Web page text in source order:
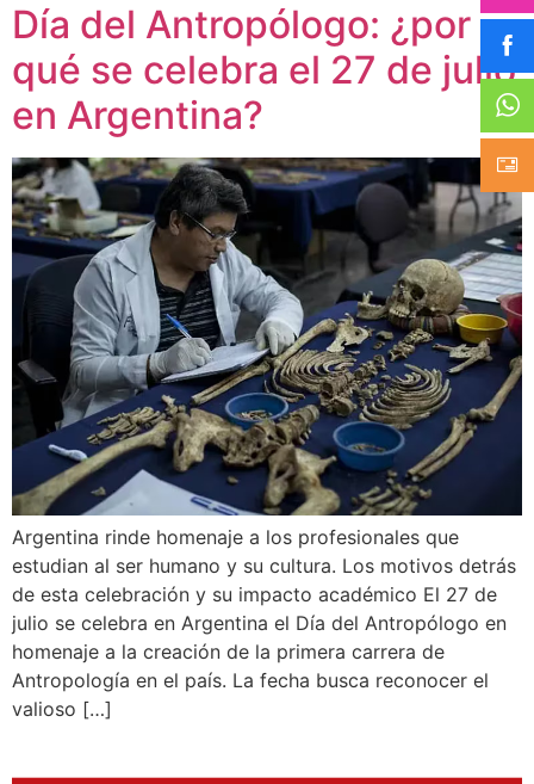
Día del Antropólogo: ¿por
qué se celebra el 27 de julio
en Argentina?
Argentina rinde homenaje a los profesionales que
estudian al ser humano y su cultura. Los motivos detrás
de esta celebración y su impacto académico El 27 de
julio se celebra en Argentina el Día del Antropólogo en
homenaje a la creación de la primera carrera de
Antropología en el país. La fecha busca reconocer el
valioso […]